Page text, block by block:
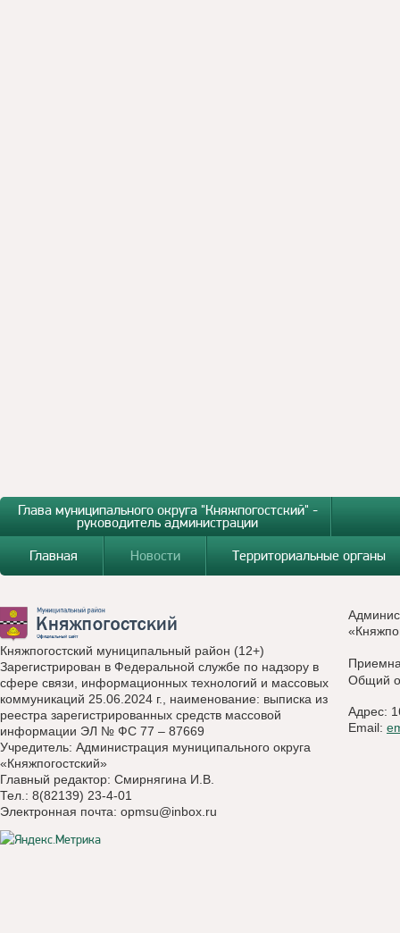
Глава муниципального округа "Княжпогостский" -
руководитель администрации
Главная
Новости Территориальные органы
Княжпогостский муниципальный район (12+)
Зарегистрирован в Федеральной службе по надзору в
сфере связи, информационных технологий и массовых
коммуникаций 25.06.2024 г., наименование: выписка из
реестра зарегистрированных средств массовой
информации ЭЛ № ФС 77 – 87669
Учредитель: Администрация муниципального округа
«Княжпогостский»
Главный редактор: Смирнягина И.В.
Тел.: 8(82139) 23-4-01
Электронная почта: opmsu@inbox.ru
Общий
Адрес:
Email: